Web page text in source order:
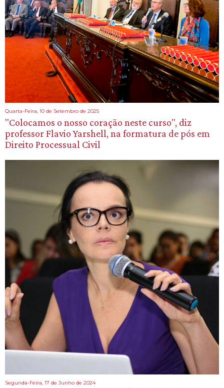
Quarta-Feira, 10 de Setembro de 2025
"Colocamos o nosso coração neste curso", diz
professor Flavio Yarshell, na formatura de pós em
Direito Processual Civil
Segunda-Feira, 17 de Junho de 2024